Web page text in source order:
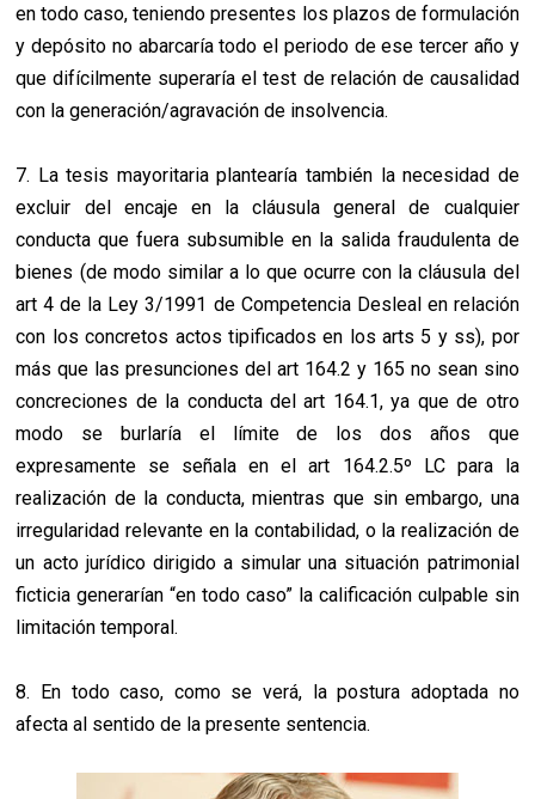
en todo caso, teniendo presentes los plazos de formulación
y depósito no abarcaría todo el periodo de ese tercer año y
que difícilmente superaría el test de relación de causalidad
con la generación/agravación de insolvencia.
7. La tesis mayoritaria plantearía también la necesidad de
excluir del encaje en la cláusula general de cualquier
conducta que fuera subsumible en la salida fraudulenta de
bienes (de modo similar a lo que ocurre con la cláusula del
art 4 de la Ley 3/1991 de Competencia Desleal en relación
con los concretos actos tipificados en los arts 5 y ss), por
más que las presunciones del art 164.2 y 165 no sean sino
concreciones de la conducta del art 164.1, ya que de otro
modo se burlaría el límite de los dos años que
expresamente se señala en el art 164.2.5º LC para la
realización de la conducta, mientras que sin embargo, una
irregularidad relevante en la contabilidad, o la realización de
un acto jurídico dirigido a simular una situación patrimonial
ficticia generarían “en todo caso” la calificación culpable sin
limitación temporal.
8. En todo caso, como se verá, la postura adoptada no
afecta al sentido de la presente sentencia.